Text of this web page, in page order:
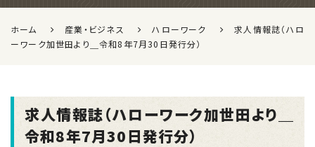
ホーム 産業・ビジネス ハローワーク
求人情報誌（ハロ
ーワーク加世田より＿令和8年7月30日発行分）
求人情報誌（ハローワーク加世田より＿
令和8年7月30日発行分）